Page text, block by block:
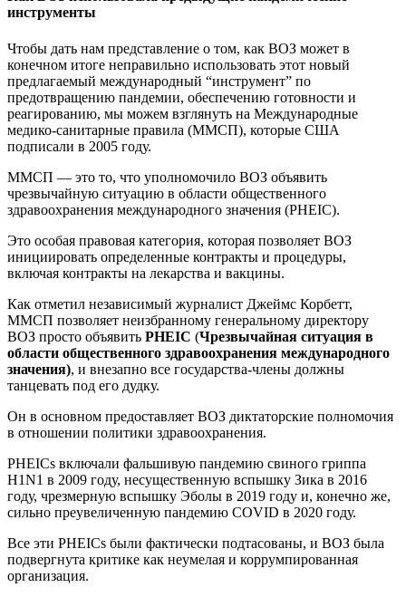
инструменты
Чтобы дать нам представление о том, как ВОЗ может в
конечном итоге неправильно использовать этот новый
предлагаемый международный “инструмент” по
предотвращению пандемии, обеспечению готовности и
реагированию, мы можем взглянуть на Международные
медико-санитарные правила (ММСП), которые США
подписали в 2005 году.
ММСП — это то, что уполномочило ВОЗ объявить
чрезвычайную ситуацию в области общественного
здравоохранения международного значения (PHEIC).
Это особая правовая категория, которая позволяет ВОЗ
инициировать определенные контракты и процедуры,
включая контракты на лекарства и вакцины.
Как отметил независимый журналист Джеймс Корбетт,
ММСП позволяет неизбранному генеральному директору
ВОЗ просто объявить PHEIC (Чрезвычайная ситуация в
области общественного здравоохранения международного
значения), и внезапно все государства-члены должны
танцевать под его дудку.
Он в основном предоставляет ВОЗ диктаторские полномочия
в отношении политики здравоохранения.
PHEICs включали фальшивую пандемию свиного гриппа
H1N1 в 2009 году, несущественную вспышку Зика в 2016
году, чрезмерную вспышку Эболы в 2019 году и, конечно же,
сильно преувеличенную пандемию COVID в 2020 году.
Все эти PHEICs были фактически подтасованы, и ВОЗ была
подвергнута критике как неумелая и коррумпированная
организация.